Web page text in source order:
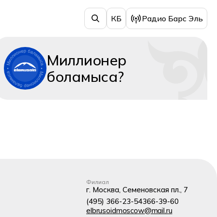
КБ Радио Барс Эль
Миллионер
боламыса?
Филиал
г. Москва, Семеновская пл., 7
(495) 366-23-54366-39-60
elbrusoidmoscow@mail.ru